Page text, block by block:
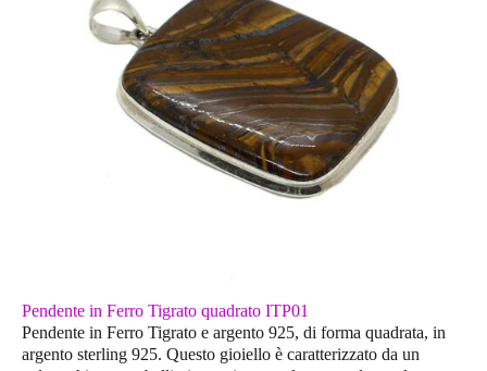
Pendente in Ferro Tigrato quadrato ITP01
Pendente in Ferro Tigrato e argento 925, di forma quadrata, in
argento sterling 925. Questo gioiello è caratterizzato da un